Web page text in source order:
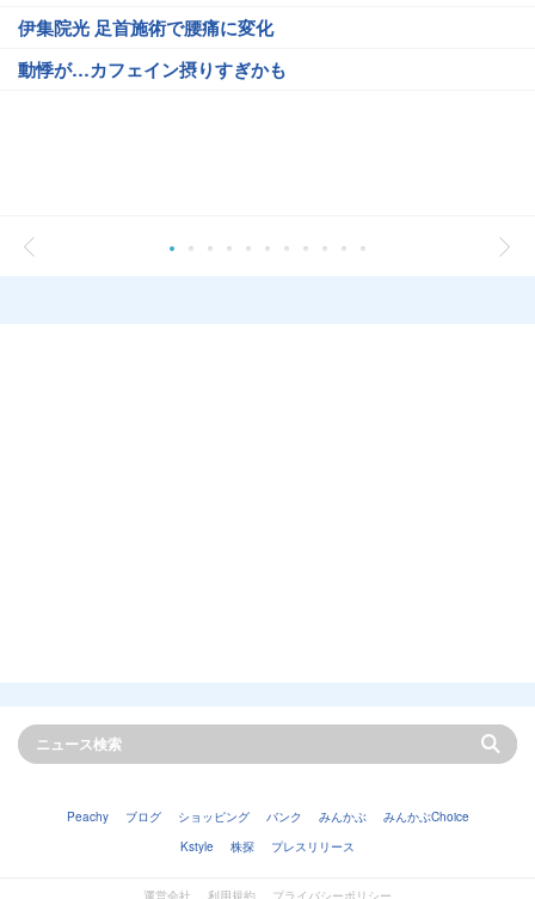
伊集院光 足首施術で腰痛に変化
動悸が…カフェイン摂りすぎかも
Peachy ブログ ショッピング バンク みんかぶ
みんかぶChoice
Kstyle
株探 プレスリリース
運営会社 利用規約 プライバシーポリシー